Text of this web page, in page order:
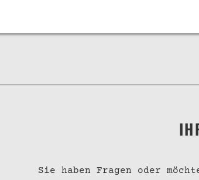
Sie haben Fragen oder